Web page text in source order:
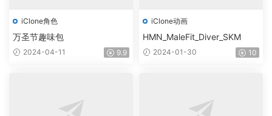
iClone角色
万圣节趣味包
2024-04-11 9.9
iClone动画
HMN_MaleFit_Diver_SKM
2024-01-30 10